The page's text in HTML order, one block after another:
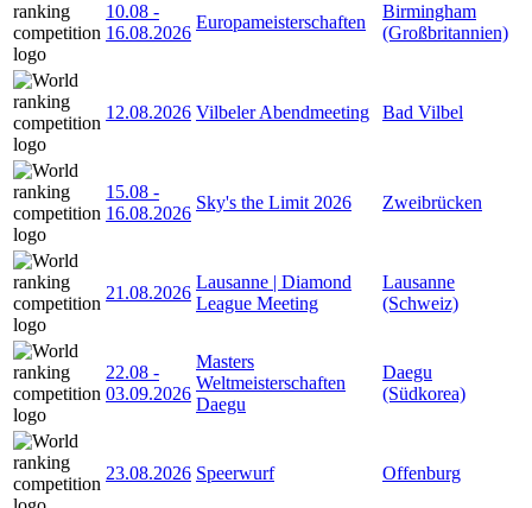
10.08 -
16.08.2026
Europameisterschaften
Birmingham
(Großbritannien)
12.08.2026 Vilbeler Abendmeeting Bad Vilbel
15.08 -
16.08.2026
Sky's the Limit 2026 Zweibrücken
21.08.2026
Lausanne | Diamond
League Meeting
Lausanne
(Schweiz)
22.08 -
03.09.2026
Masters
Weltmeisterschaften
Daegu
Daegu
(Südkorea)
23.08.2026 Speerwurf Offenburg